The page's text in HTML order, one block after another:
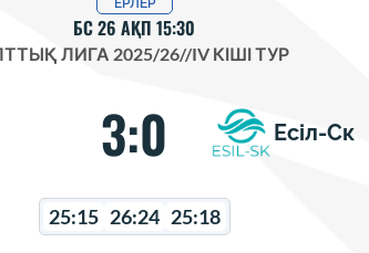
ЕРЛЕР
БС 26 АҚП 15:30
ЛИГА 2025/26//IV КІШІ ТУР
3:0 Есіл-Ск
25:15 26:24 25:18